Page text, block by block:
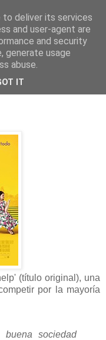
(título original), una
por la mayoría
sociedad
to deliver its services
and user-agent are
and security
generate usage
abuse.
IT